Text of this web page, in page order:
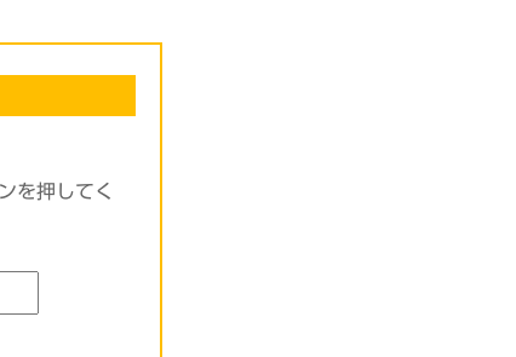
を押してく